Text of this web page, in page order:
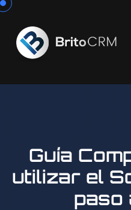
Guía
utilizar el
paso